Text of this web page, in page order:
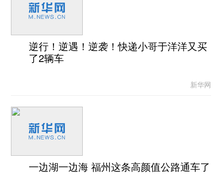
逆行！逆遇！逆袭！快递小哥于洋洋又买
了2辆车
新华网
一边湖一边海 福州这条高颜值公路通车了